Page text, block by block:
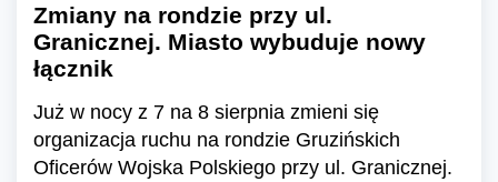
Zmiany na rondzie przy ul.
Granicznej. Miasto wybuduje nowy
łącznik
Już w nocy z 7 na 8 sierpnia zmieni się
organizacja ruchu na rondzie Gruzińskich
Oficerów Wojska Polskiego przy ul. Granicznej.